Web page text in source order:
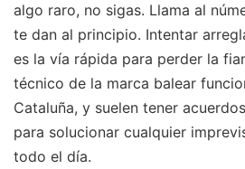
algo raro, no sigas. Llama al
te dan al principio. Intentar
es la vía rápida para perder la
técnico de la marca balear
Cataluña, y suelen tener
para solucionar cualquier
todo el día.